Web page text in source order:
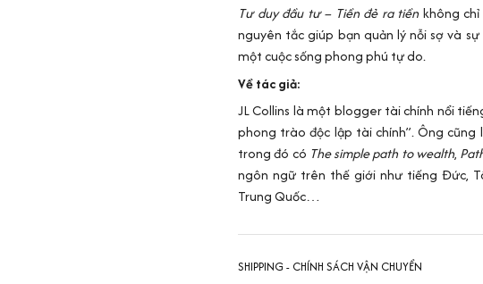
Tư duy đầu tư – Tiền đẻ ra tiền không
nguyên tắc giúp bạn quản lý nỗi sợ và
một cuộc sống phong phú tự do.
Về tác giả:
JL Collins là một blogger tài chính nổi
phong trào độc lập tài chính”. Ông cũng
trong đó có The simple path to wealth,
ngôn ngữ trên thế giới như tiếng Đức,
Trung Quốc…
SHIPPING - CHÍNH SÁCH VẬN CHUYỂN